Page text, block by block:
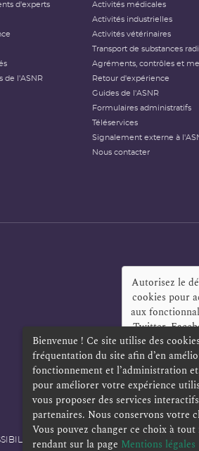
d'experts
de l'ASNR
Activités médicales
Activités industrielles
Activités vétérinaires
Transport de substances
Agréments, contrôles et
Retour d'expérience
Guides de l'ASNR
Formulaires administratifs
Téléservices
Signalement externe à
Nous contacter
Autorisez le
cookies pour
aux
Twitter,
LinkedIn?
Oui
POLITIQUE DE CONFIDENTIALITÉ
Bienvenue ! Ce site utilise des
fréquentation du site afin d’en
fonctionnement et l’administration
pour améliorer votre expérience
vous proposer des services
partenaires. Nous conservons votre
Vous pouvez changer ce choix à tout
rendant sur la page Mentions légales